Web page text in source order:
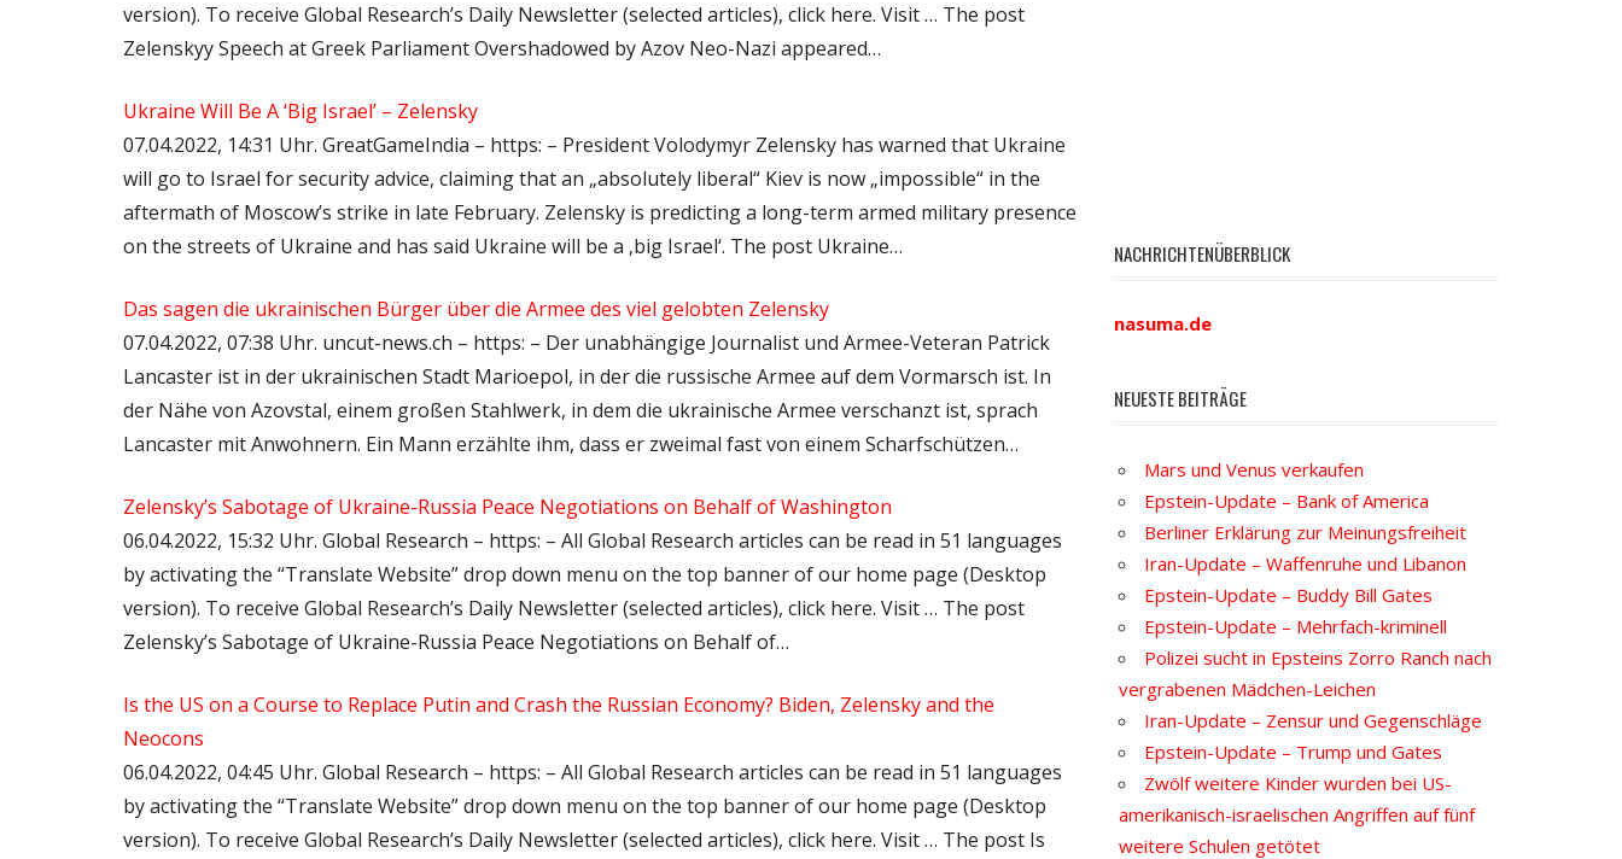
version). To receive Global Research’s Daily Newsletter (selected articles), click here. Visit … The post
Zelenskyy Speech at Greek Parliament Overshadowed by Azov Neo-Nazi appeared…
Ukraine Will Be A ‘Big Israel’ – Zelensky
07.04.2022, 14:31 Uhr. GreatGameIndia – https: – President Volodymyr Zelensky has warned that Ukraine
will go to Israel for security advice, claiming that an „absolutely liberal“ Kiev is now „impossible“ in the
aftermath of Moscow’s strike in late February. Zelensky is predicting a long-term armed military presence
on the streets of Ukraine and has said Ukraine will be a ‚big Israel‘. The post Ukraine…
Das sagen die ukrainischen Bürger über die Armee des viel gelobten Zelensky
07.04.2022, 07:38 Uhr. uncut-news.ch – https: – Der unabhängige Journalist und Armee-Veteran Patrick
Lancaster ist in der ukrainischen Stadt Marioepol, in der die russische Armee auf dem Vormarsch ist. In
der Nähe von Azovstal, einem großen Stahlwerk, in dem die ukrainische Armee verschanzt ist, sprach
Lancaster mit Anwohnern. Ein Mann erzählte ihm, dass er zweimal fast von einem Scharfschützen…
Zelensky’s Sabotage of Ukraine-Russia Peace Negotiations on Behalf of Washington
06.04.2022, 15:32 Uhr. Global Research – https: – All Global Research articles can be read in 51 languages
by activating the “Translate Website” drop down menu on the top banner of our home page (Desktop
version). To receive Global Research’s Daily Newsletter (selected articles), click here. Visit … The post
Zelensky’s Sabotage of Ukraine-Russia Peace Negotiations on Behalf of…
Is the US on a Course to Replace Putin and Crash the Russian Economy? Biden, Zelensky and the
Neocons
06.04.2022, 04:45 Uhr. Global Research – https: – All Global Research articles can be read in 51 languages
by activating the “Translate Website” drop down menu on the top banner of our home page (Desktop
version). To receive Global Research’s Daily Newsletter (selected articles), click here. Visit … The post Is
NACHRICHTENÜBERBLICK
nasuma.de
NEUESTE BEITRÄGE
Mars und Venus verkaufen
Epstein-Update – Bank of America
Berliner Erklärung zur Meinungsfreiheit
Iran-Update – Waffenruhe und Libanon
Epstein-Update – Buddy Bill Gates
Epstein-Update – Mehrfach-kriminell
Polizei sucht in Epsteins Zorro Ranch nach
vergrabenen Mädchen-Leichen
Iran-Update – Zensur und Gegenschläge
Epstein-Update – Trump und Gates
Zwölf weitere Kinder wurden bei US-
amerikanisch-israelischen Angriffen auf fünf
weitere Schulen getötet